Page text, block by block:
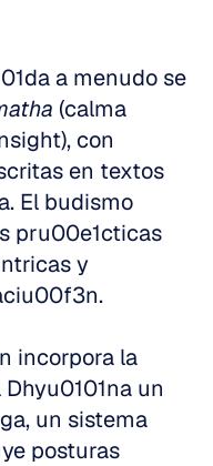
a menudo se
(calma
con
en textos
El budismo
pru00e1cticas
y
incorpora la
un
un sistema
posturas